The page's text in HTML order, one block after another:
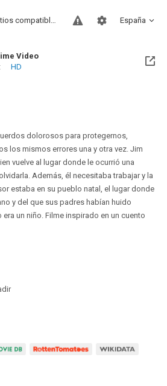
España
Sitios compatibles
Video
HD
dolorosos para protegernos,
los mismos errores una y otra vez. Jim
vuelve al lugar donde le ocurrió una
Además, él necesitaba trabajar y la
estaba en su pueblo natal, el lugar donde
y del que sus padres habían huido
un niño. Filme inspirado en un cuento